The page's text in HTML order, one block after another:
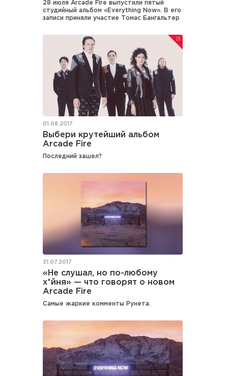
28 июля Arcade Fire выпустили пятый
студийный альбом «Everything Now». В его
записи приняли участие Томас Бангальтер
01.08.2017
Выбери крутейший альбом
Arcade Fire
Последний зашел?
31.07.2017
«Не слушал, но по-любому
х*йня» — что говорят о новом
Arcade Fire
Самые жаркие комменты Рунета.